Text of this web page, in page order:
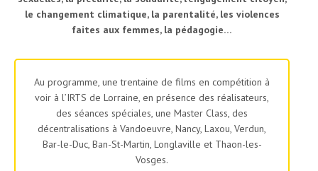
le changement climatique, la parentalité, les violences
faites aux femmes, la pédagogie…
Au programme, une trentaine de films en compétition à
voir à l’IRTS de Lorraine, en présence des réalisateurs,
des séances spéciales, une Master Class, des
décentralisations à Vandoeuvre, Nancy, Laxou, Verdun,
Bar-le-Duc, Ban-St-Martin, Longlaville et Thaon-les-
Vosges.